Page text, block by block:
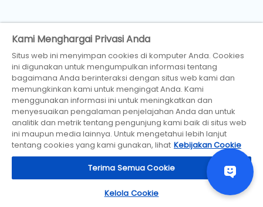
Newsletter
Kami Menghargai Privasi Anda
Situs web ini menyimpan cookies di komputer Anda. Cookies
ini digunakan untuk mengumpulkan informasi tentang
bagaimana Anda berinteraksi dengan situs web kami dan
memungkinkan kami untuk mengingat Anda. Kami
menggunakan informasi ini untuk meningkatkan dan
menyesuaikan pengalaman penjelajahan Anda dan untuk
analitik dan metrik tentang pengunjung kami baik di situs web
ini maupun media lainnya. Untuk mengetahui lebih lanjut
tentang cookies yang kami gunakan, lihat Kebijakan Cookie
Terima Semua Cookie
Kelola Cookie